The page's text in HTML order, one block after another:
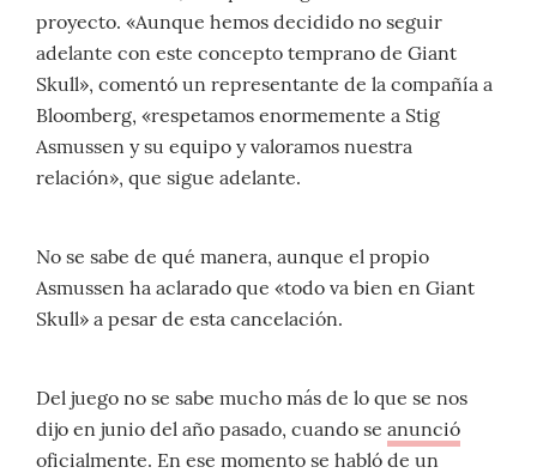
proyecto. «Aunque hemos decidido no seguir
adelante con este concepto temprano de Giant
Skull», comentó un representante de la compañía a
Bloomberg, «respetamos enormemente a Stig
Asmussen y su equipo y valoramos nuestra
relación», que sigue adelante.
No se sabe de qué manera, aunque el propio
Asmussen ha aclarado que «todo va bien en Giant
Skull» a pesar de esta cancelación.
Del juego no se sabe mucho más de lo que se nos
dijo en junio del año pasado, cuando se anunció
oficialmente. En ese momento se habló de un